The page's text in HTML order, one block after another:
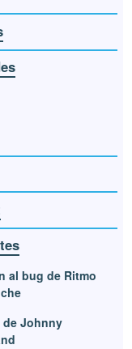
al bug de Ritmo
de Johnny